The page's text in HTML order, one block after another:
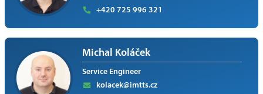
+420 725 996 321
Michal Koláček
Service Engineer
kolacek@imtts.cz